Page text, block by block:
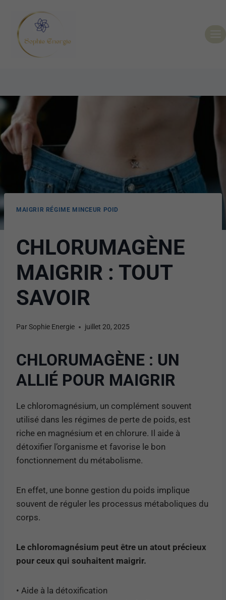
MAIGRIR RÉGIME MINCEUR POID
CHLORUMAGÈNE
MAIGRIR : TOUT
SAVOIR
ParSophie Energie juillet 20, 2025
CHLORUMAGÈNE : UN
ALLIÉ POUR MAIGRIR
Le chloromagnésium, un complément souvent
utilisé dans les régimes de perte de poids, est
riche en magnésium et en chlorure. Il aide à
détoxifier l’organisme et favorise le bon
fonctionnement du métabolisme.
En effet, une bonne gestion du poids implique
souvent de réguler les processus métaboliques du
corps.
Le chloromagnésium peut être un atout précieux
pour ceux qui souhaitent maigrir.
• Aide à la détoxification